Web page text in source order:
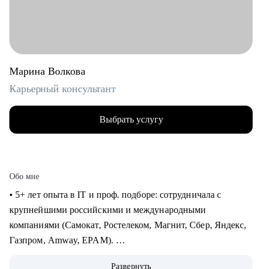
Марина Волкова
Карьерный консультант
Выбрать услугу
Обо мне
• 5+ лет опыта в IT и проф. подборе: сотрудничала с
крупнейшими российскими и международными
компаниями (Самокат, Ростелеком, Магнит, Сбер, Яндекс,
Газпром, Amway, EPAM).
Развернуть